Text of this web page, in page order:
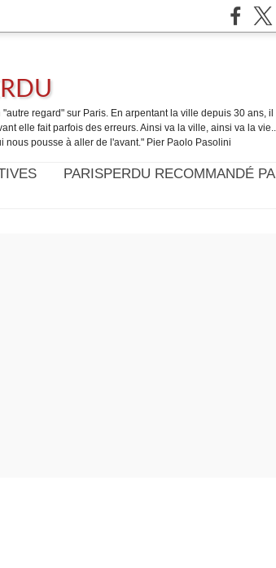
regard" sur Paris. En arpentant la ville depuis 30 ans,
elle fait parfois des erreurs. Ainsi va la ville, ainsi va la
nous pousse à aller de l'avant." Pier Paolo Pasolini
PARISPERDU RECOMMANDÉ